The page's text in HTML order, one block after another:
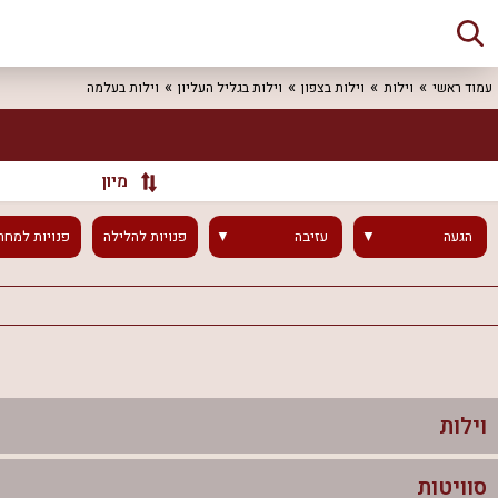
עמוד ראשי וילות וילות בצפון וילות בגליל העליון וילות בעלמה
מיון
הגעה עזיבה פנויותלהלילה פנויות
וילות
סוויטות